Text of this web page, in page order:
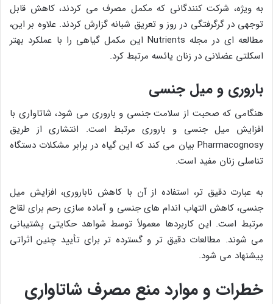
به ویژه، شرکت کنندگانی که مکمل مصرف می کردند، کاهش قابل
توجهی در گرگرفتگی در روز و تعریق شبانه گزارش کردند. علاوه بر این،
مطالعه ای در مجله Nutrients این مکمل گیاهی را با عملکرد بهتر
اسکلتی عضلانی در زنان یائسه مرتبط کرد.
باروری و میل جنسی
هنگامی که صحبت از سلامت جنسی و باروری می شود، شاتاواری با
افزایش میل جنسی و باروری مرتبط است. انتشاری از طریق
Pharmacognosy بیان می کند که این گیاه در برابر مشکلات دستگاه
تناسلی زنان مفید است.
به عبارت دقیق تر، استفاده از آن با کاهش ناباروری، افزایش میل
جنسی، کاهش التهاب اندام های جنسی و آماده سازی رحم برای لقاح
مرتبط است. این کاربردها معمولاً توسط شواهد حکایتی پشتیبانی
می شوند. مطالعات دقیق تر و گسترده تر برای تأیید چنین اثراتی
پیشنهاد می شود.
خطرات و موارد منع مصرف شاتاواری